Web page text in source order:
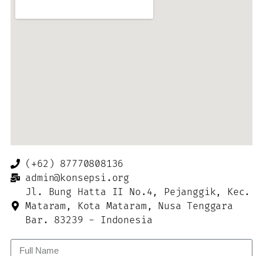
(+62) 87770808136
admin@konsepsi.org
Jl. Bung Hatta II No.4, Pejanggik, Kec.
Mataram, Kota Mataram, Nusa Tenggara
Bar. 83239 - Indonesia